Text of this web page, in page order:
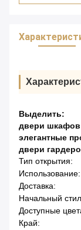
Выделить:
двери шкафов
элегантные
двери
Тип открытия:
Использование:
Доставка:
Начальный
Доступные
Край: